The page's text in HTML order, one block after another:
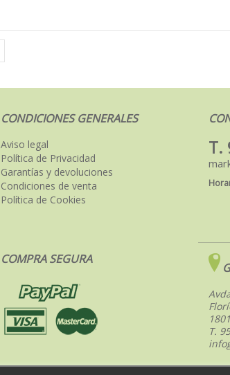
CONDICIONES GENERALES
Aviso legal
Política de Privacidad
Garantías y devoluciones
Condiciones de venta
Política de Cookies
T.
COMPRA SEGURA
T.